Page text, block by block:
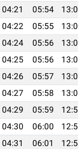
04:21 05:54
04:22 05:55
04:24 05:56
04:25 05:56
04:26 05:57
04:27 05:58
04:29 05:59
04:30 06:00
04:31 06:01